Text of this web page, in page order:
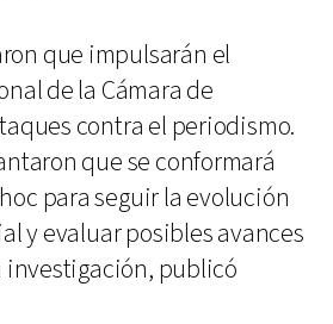
que impulsarán el
de la Cámara de
contra el periodismo.
que se conformará
para seguir la evolución
y evaluar posibles avances
investigación, publicó